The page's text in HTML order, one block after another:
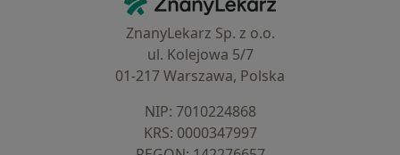
ZnanyLekarz Sp. z o.o.
ul. Kolejowa 5/7
01-217 Warszawa, Polska
NIP: ⁠7010224868
KRS: ⁠0000347997